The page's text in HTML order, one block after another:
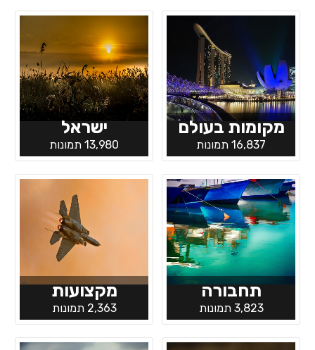
מקומות בעולם
16,837 תמונות
ישראל
13,980 תמונות
תחבורה
3,823 תמונות
מקצועות
2,363 תמונות